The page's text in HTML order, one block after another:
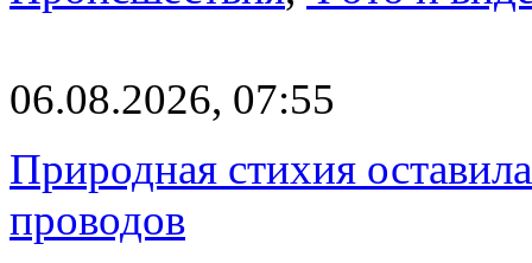
06.08.2026, 07:55
Природная стихия
проводов